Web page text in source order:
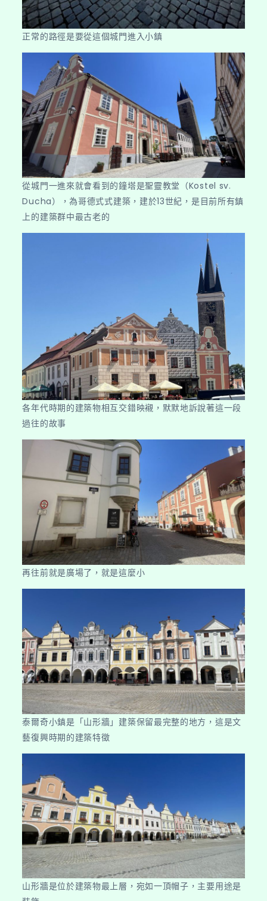
正常的路徑是要從這個城門進入小鎮
從城門一進來就會看到的鐘塔是聖靈教堂（Kostel sv.
Ducha），為哥德式式建築，建於13世紀，是目前所有鎮
上的建築群中最古老的
各年代時期的建築物相互交錯映襯，默默地訴說著這一段
過往的故事
再往前就是廣場了，就是這麼小
泰爾奇小鎮是「山形牆」建築保留最完整的地方，這是文
藝復興時期的建築特徵
山形牆是位於建築物最上層，宛如一頂帽子，主要用途是